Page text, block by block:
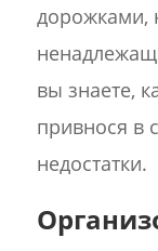
дорожками,
вы знаете,
привнося в
недостатки.